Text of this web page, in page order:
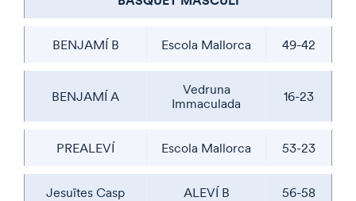
BENJAMÍ B Escola Mallorca 49-42
BENJAMÍ A
Vedruna
Immaculada
16-23
PREALEVÍ Escola Mallorca 53-23
Jesuïtes Casp ALEVÍ B 56-58